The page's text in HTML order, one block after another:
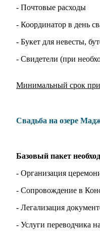
- Почтовые расходы
- Координатор в день
- Букет для невесты,
- Свидетели (при
Минимальный срок
Свадьба на озере
Базовый пакет
- Организация
- Сопровождение в
- Легализация
- Услуги переводчика